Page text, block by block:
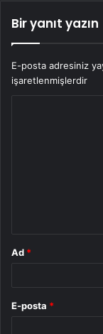
Bir yanıt yazın
E-posta adresiniz
işaretlenmişlerdir
Ad *
E-posta *